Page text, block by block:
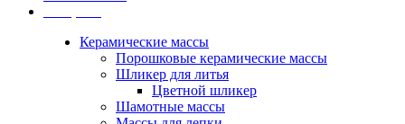
Керамические массы
Порошковые керамические массы
Шликер для литья
Цветной шликер
Шамотные массы